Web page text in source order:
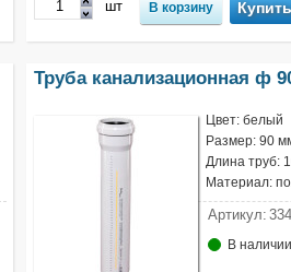
шт
Труба канализационная ф
Цвет: белый
Размер: 90
Длина труб:
Материал:
Артикул:
В наличии